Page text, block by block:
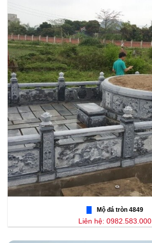
Mộ đá tròn 4849
Liên hệ: 0982.583.000